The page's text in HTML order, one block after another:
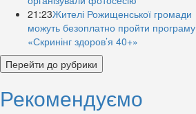
21:23Жителі Рожищенської громади
можуть безоплатно пройти програму
«Скринінг здоров’я 40+»
Перейти до рубрики
Рекомендуємо